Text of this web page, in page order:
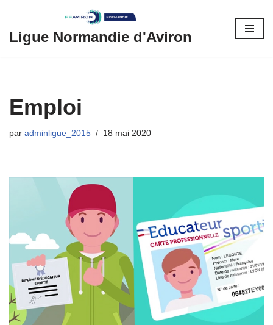
Aller
Ligue Normandie d'Aviron
Emploi
par adminligue_2015 18 mai 2020